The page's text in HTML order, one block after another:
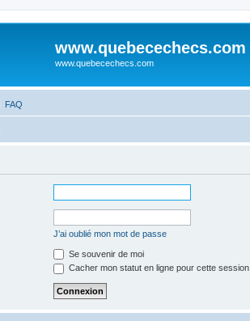
www.quebecechecs.com
www.quebecechecs.com
FAQ
J’ai oublié mon mot de passe
Se souvenir de moi
Cacher mon statut en ligne pour cette session